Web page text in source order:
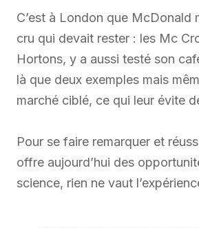
C’est à London que McDonald
cru qui devait rester : les Mc
Hortons, y a aussi testé son
là que deux exemples mais
marché ciblé, ce qui leur évite
Pour se faire remarquer et
offre aujourd’hui des
science, rien ne vaut